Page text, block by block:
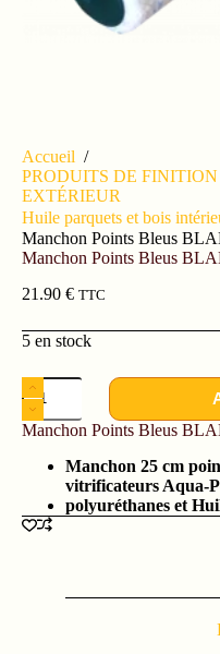
Accueil /
PRODUITS DE
EXTÉRIEUR
Huile parquets et bois
Manchon Points Bleus
Manchon Points Bleus
21.90 € TTC
5 en stock
Manchon Points Bleus
Manchon 25 cm
vitrificateurs Aqua-
polyuréthanes et